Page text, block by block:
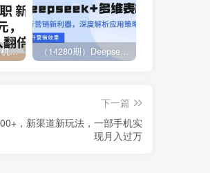
百度问一问兼职新机遇，单号日赚百元，批量操作收入翻倍 （14280期）Deepseek+多维表格，银行营销新利器，深度解析应用策略，提升营销效果
下一篇
，新渠道新玩法，一部手机实
现月入过万